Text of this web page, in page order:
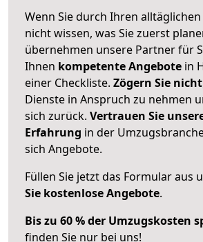
Wenn Sie durch Ihren
nicht wissen, was Sie zuerst
übernehmen unsere Partner für
Ihnen kompetente Angebote in
einer Checkliste. Zögern Sie nicht
Dienste in Anspruch zu nehmen
sich zurück. Vertrauen Sie
Erfahrung in der
sich Angebote.
Füllen Sie jetzt das Formular aus
Sie kostenlose Angebote.
Bis zu 60 % der Umzugskosten
finden Sie nur bei uns!